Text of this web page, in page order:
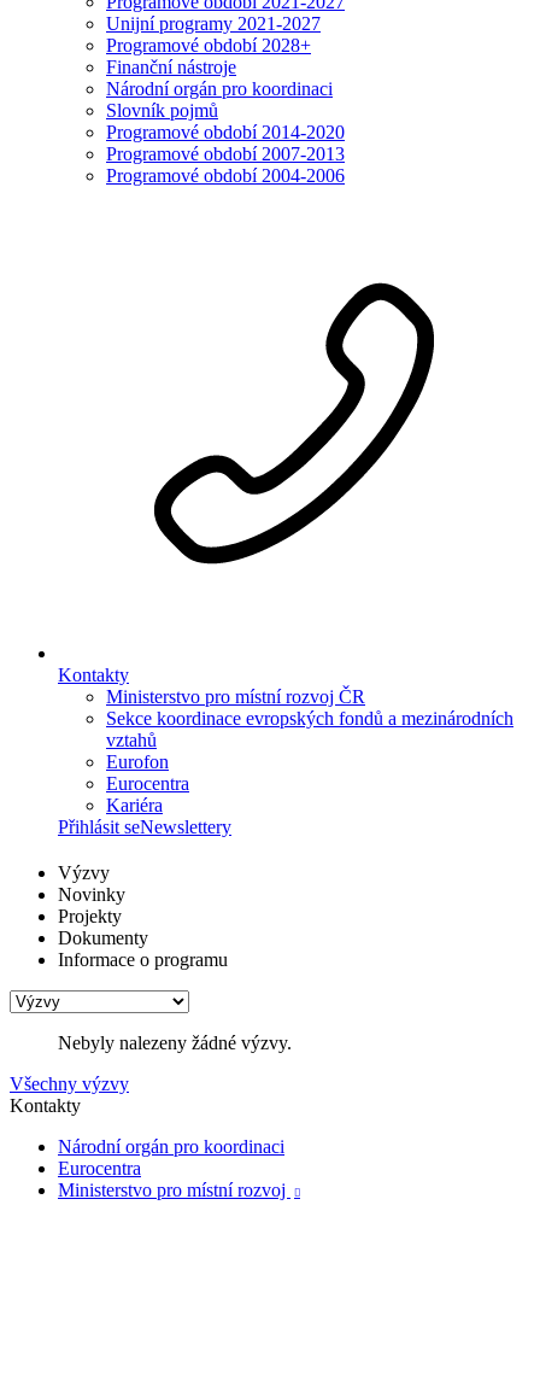
Unijní programy 2021-2027
Programové období 2028+
Finanční nástroje
Národní orgán pro koordinaci
Slovník pojmů
Programové období 2014-2020
Programové období 2007-2013
Programové období 2004-2006
Kontakty
Ministerstvo pro místní rozvoj ČR
Sekce koordinace evropských fondů a mezinárodních
vztahů
Eurofon
Eurocentra
Kariéra
Přihlásit seNewslettery
Výzvy
Novinky
Projekty
Dokumenty
Informace o programu
Nebyly nalezeny žádné výzvy.
Všechny výzvy
Kontakty
Národní orgán pro koordinaci
Eurocentra
Ministerstvo pro místní rozvoj
